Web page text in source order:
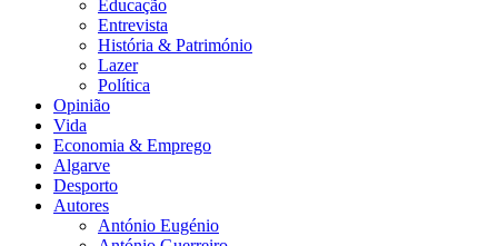
Educação
Entrevista
História & Património
Lazer
Política
Opinião
Vida
Economia & Emprego
Algarve
Desporto
Autores
António Eugénio